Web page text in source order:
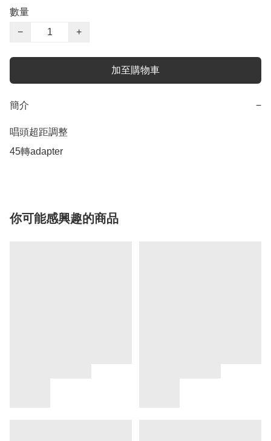
數量
−
+
加至購物車
簡介 −
唱頭超距調整
45轉adapter
你可能感興趣的商品